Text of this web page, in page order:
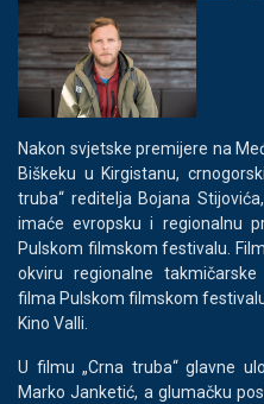
Nakon svjetske premijere na
Biškeku u Kirgistanu,
truba“ reditelja Bojana
imaće evropsku i regionalnu
Pulskom filmskom festivalu.
okviru regionalne
filma Pulskom filmskom
Kino Valli.
U filmu „Crna truba“ glavne
Marko Janketić, a glumačku